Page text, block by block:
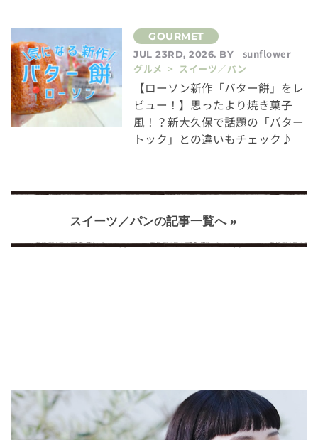
JUL 23RD, 2026. BY
sunflower
グルメ > スイーツ／パン
【ローソン新作「バター餅」をレ
ビュー！】思ったより焼き菓子
風！？新大久保で話題の「バター
トック」との違いもチェック♪
スイーツ／パンの記事一覧へ »